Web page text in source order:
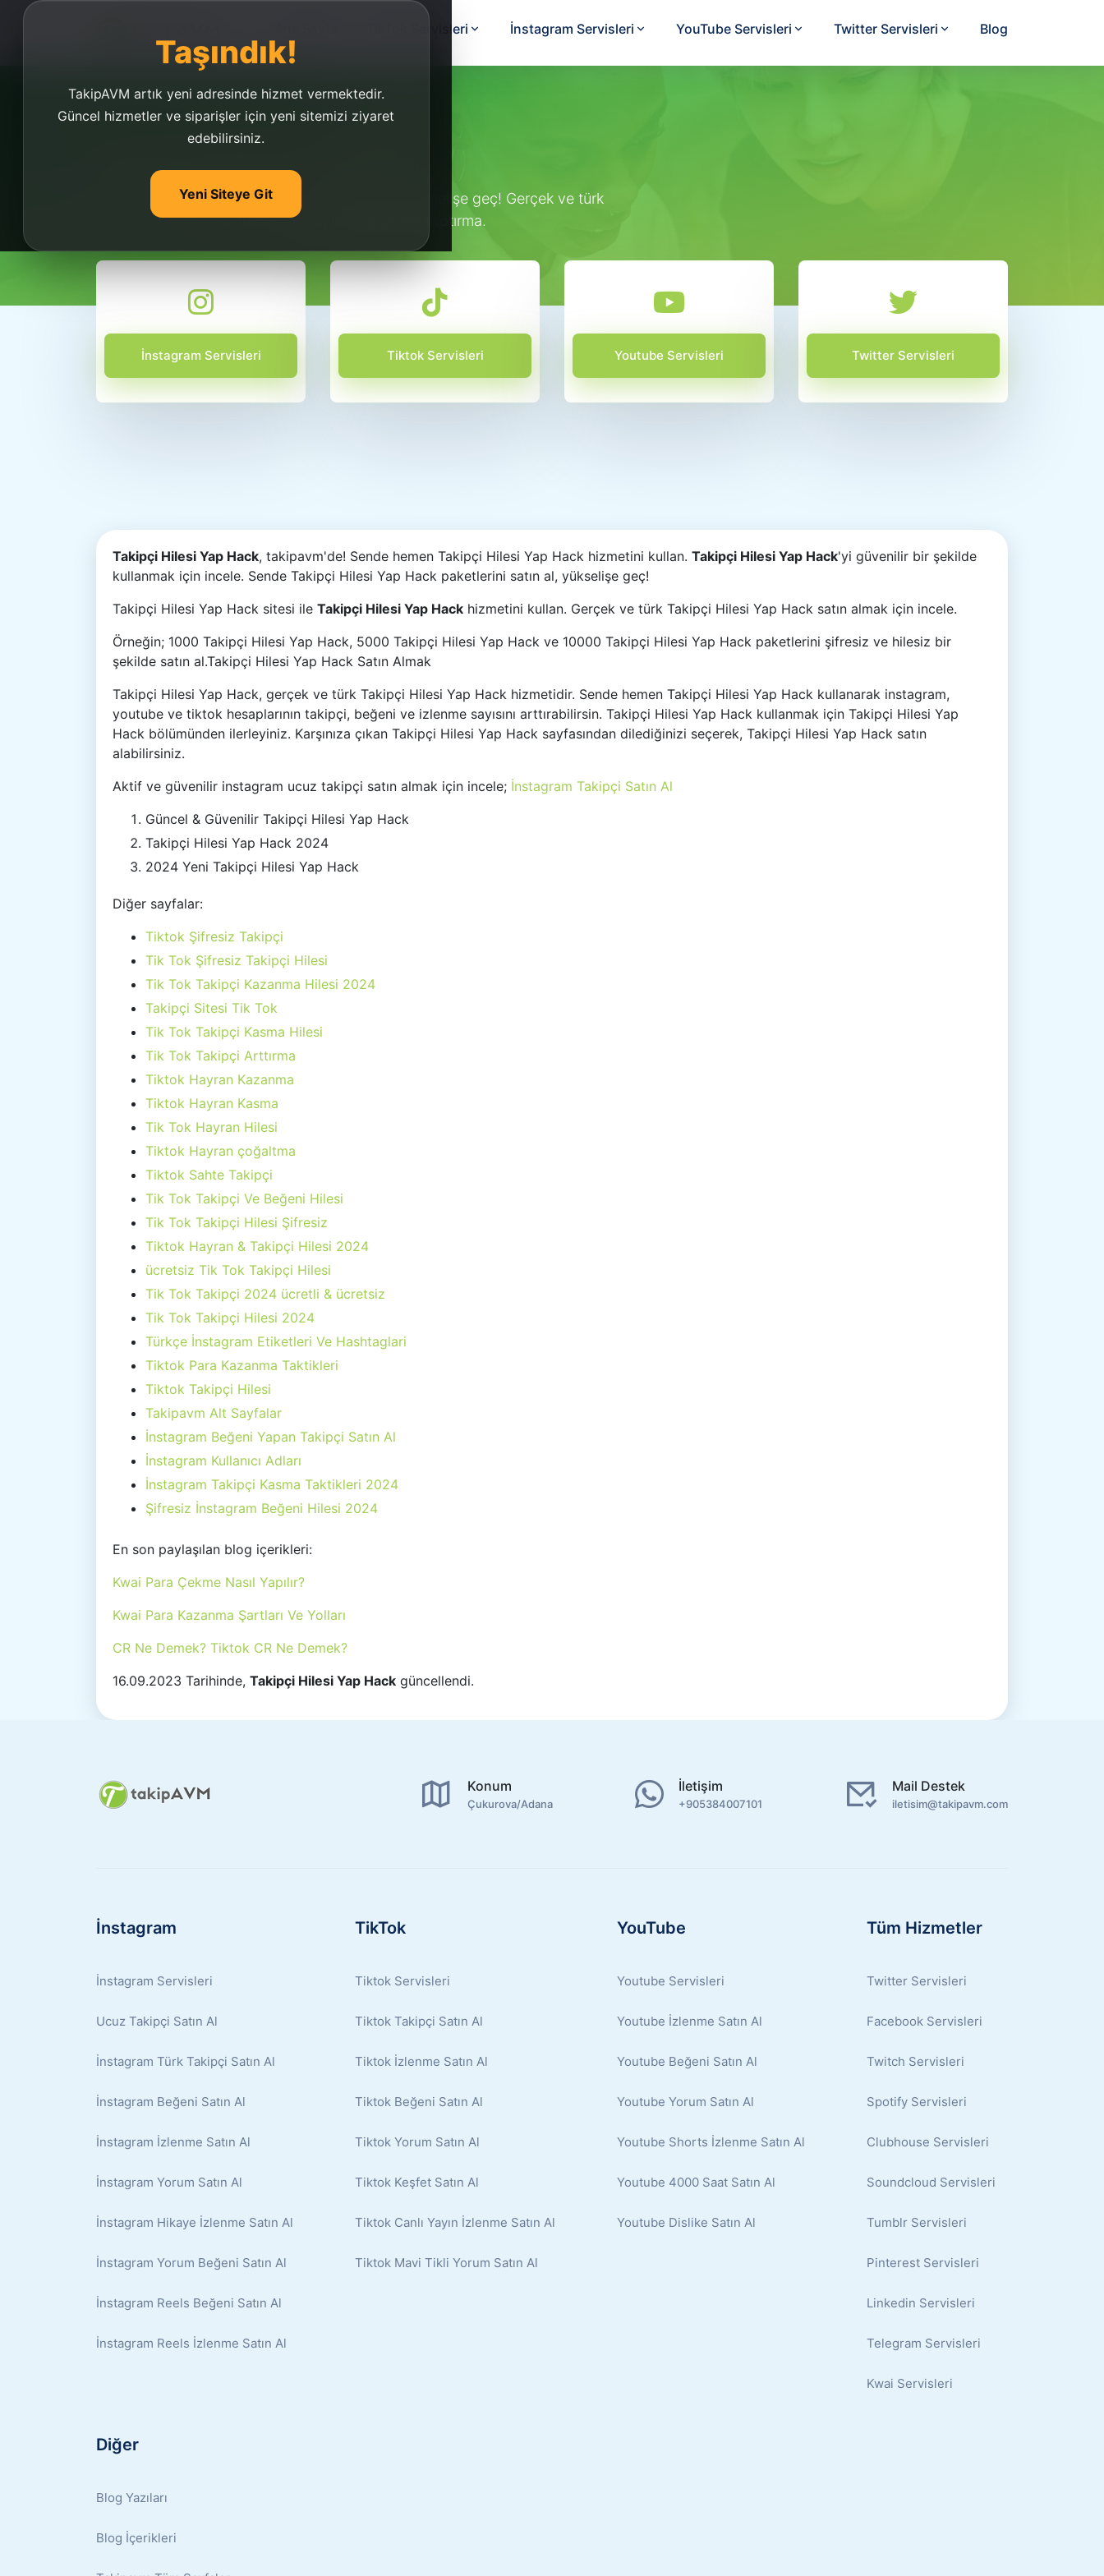
Taşındık!
TakipAVM artık yeni adresinde hizmet vermektedir.
Güncel hizmetler ve siparişler için yeni sitemizi ziyaret
edebilirsiniz.
Yeni Siteye Git
TikTok Servisleri İnstagram Servisleri YouTube Servisleri Twitter Servisleri Blog
Takipçi hilesi yap hack veya hile kullanmadan yükselişe geç! Gerçek ve türk
takipçi, beğeni hilesi hack gibi başlıklarda şifreni kaptırma.
İnstagram Servisleri Tiktok Servisleri Youtube Servisleri Twitter Servisleri
Takipçi Hilesi Yap Hack, takipavm'de! Sende hemen Takipçi Hilesi Yap Hack hizmetini kullan. Takipçi Hilesi Yap Hack'yi güvenilir bir şekilde
kullanmak için incele. Sende Takipçi Hilesi Yap Hack paketlerini satın al, yükselişe geç!
Takipçi Hilesi Yap Hack sitesi ile Takipçi Hilesi Yap Hack hizmetini kullan. Gerçek ve türk Takipçi Hilesi Yap Hack satın almak için incele.
Örneğin; 1000 Takipçi Hilesi Yap Hack, 5000 Takipçi Hilesi Yap Hack ve 10000 Takipçi Hilesi Yap Hack paketlerini şifresiz ve hilesiz bir
şekilde satın al.Takipçi Hilesi Yap Hack Satın Almak
Takipçi Hilesi Yap Hack, gerçek ve türk Takipçi Hilesi Yap Hack hizmetidir. Sende hemen Takipçi Hilesi Yap Hack kullanarak instagram,
youtube ve tiktok hesaplarının takipçi, beğeni ve izlenme sayısını arttırabilirsin. Takipçi Hilesi Yap Hack kullanmak için Takipçi Hilesi Yap
Hack bölümünden ilerleyiniz. Karşınıza çıkan Takipçi Hilesi Yap Hack sayfasından dilediğinizi seçerek, Takipçi Hilesi Yap Hack satın
alabilirsiniz.
Aktif ve güvenilir instagram ucuz takipçi satın almak için incele; İnstagram Takipçi Satın Al
Güncel & Güvenilir Takipçi Hilesi Yap Hack
Takipçi Hilesi Yap Hack 2024
2024 Yeni Takipçi Hilesi Yap Hack
Diğer sayfalar:
Tiktok Şifresiz Takipçi
Tik Tok Şifresiz Takipçi Hilesi
Tik Tok Takipçi Kazanma Hilesi 2024
Takipçi Sitesi Tik Tok
Tik Tok Takipçi Kasma Hilesi
Tik Tok Takipçi Arttırma
Tiktok Hayran Kazanma
Tiktok Hayran Kasma
Tik Tok Hayran Hilesi
Tiktok Hayran çoğaltma
Tiktok Sahte Takipçi
Tik Tok Takipçi Ve Beğeni Hilesi
Tik Tok Takipçi Hilesi Şifresiz
Tiktok Hayran & Takipçi Hilesi 2024
ücretsiz Tik Tok Takipçi Hilesi
Tik Tok Takipçi 2024 ücretli & ücretsiz
Tik Tok Takipçi Hilesi 2024
Türkçe İnstagram Etiketleri Ve Hashtaglari
Tiktok Para Kazanma Taktikleri
Tiktok Takipçi Hilesi
Takipavm Alt Sayfalar
İnstagram Beğeni Yapan Takipçi Satın Al
İnstagram Kullanıcı Adları
İnstagram Takipçi Kasma Taktikleri 2024
Şifresiz İnstagram Beğeni Hilesi 2024
En son paylaşılan blog içerikleri:
Kwai Para Çekme Nasıl Yapılır?
Kwai Para Kazanma Şartları Ve Yolları
CR Ne Demek? Tiktok CR Ne Demek?
16.09.2023 Tarihinde, Takipçi Hilesi Yap Hack güncellendi.
Konum
Çukurova/Adana
İletişim
+905384007101
Mail Destek
iletisim@takipavm.com
İnstagram
İnstagram Servisleri
Ucuz Takipçi Satın Al
İnstagram Türk Takipçi Satın Al
İnstagram Beğeni Satın Al
İnstagram İzlenme Satın Al
İnstagram Yorum Satın Al
İnstagram Hikaye İzlenme Satın Al
İnstagram Yorum Beğeni Satın Al
İnstagram Reels Beğeni Satın Al
İnstagram Reels İzlenme Satın Al
TikTok
Tiktok Servisleri
Tiktok Takipçi Satın Al
Tiktok İzlenme Satın Al
Tiktok Beğeni Satın Al
Tiktok Yorum Satın Al
Tiktok Keşfet Satın Al
Tiktok Canlı Yayın İzlenme Satın Al
Tiktok Mavi Tikli Yorum Satın Al
YouTube
Youtube Servisleri
Youtube İzlenme Satın Al
Youtube Beğeni Satın Al
Youtube Yorum Satın Al
Youtube Shorts İzlenme Satın Al
Youtube 4000 Saat Satın Al
Youtube Dislike Satın Al
Tüm Hizmetler
Twitter Servisleri
Facebook Servisleri
Twitch Servisleri
Spotify Servisleri
Clubhouse Servisleri
Soundcloud Servisleri
Tumblr Servisleri
Pinterest Servisleri
Linkedin Servisleri
Telegram Servisleri
Kwai Servisleri
Diğer
Blog Yazıları
Blog İçerikleri